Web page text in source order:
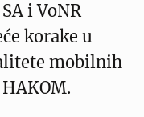
i VoNR
korake u
mobilnih